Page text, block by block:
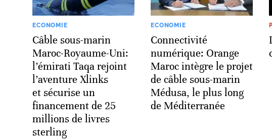
ECONOMIE
Câble sous-marin
Maroc-Royaume-Uni:
l’émirati Taqa rejoint
l’aventure Xlinks
et sécurise un
financement de 25
millions de livres
sterling
ECONOMIE
Connectivité
numérique: Orange
Maroc intègre le projet
de câble sous-marin
Médusa, le plus long
de Méditerranée